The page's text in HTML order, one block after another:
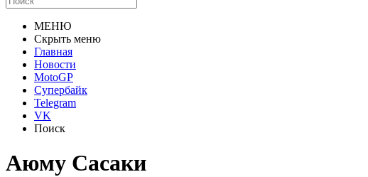
МЕНЮ
Скрыть меню
Главная
Новости
MotoGP
Супербайк
Telegram
VK
Поиск
Аюму Сасаки